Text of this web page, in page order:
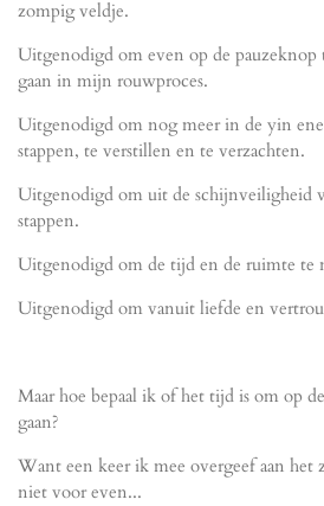
zompig veldje.
Uitgenodigd om even op de pauzeknop
gaan in mijn rouwproces.
Uitgenodigd om nog meer in de yin
stappen, te verstillen en te verzachten.
Uitgenodigd om uit de schijnveiligheid
stappen.
Uitgenodigd om de tijd en de ruimte te
Uitgenodigd om vanuit liefde en
Maar hoe bepaal ik of het tijd is om op
gaan?
Want een keer ik mee overgeef aan het
niet voor even...